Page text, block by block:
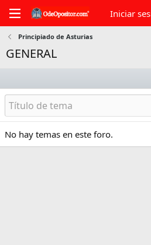
Principiado de Asturias
GENERAL
No hay temas en este foro.